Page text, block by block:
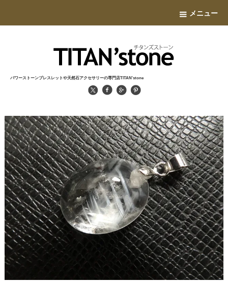
メニュー
パワーストーンブレスレットや天然石アクセサリーの専門店TITAN'stone